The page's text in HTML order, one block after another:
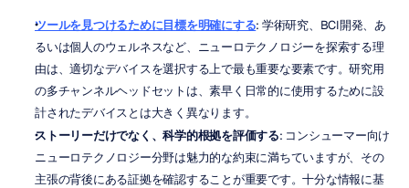
ツールを見つけるために目標を明確にする: 学術研究、BCI開発、あ
るいは個人のウェルネスなど、ニューロテクノロジーを探索する理
由は、適切なデバイスを選択する上で最も重要な要素です。研究用
の多チャンネルヘッドセットは、素早く日常的に使用するために設
計されたデバイスとは大きく異なります。
ストーリーだけでなく、科学的根拠を評価する: コンシューマー向け
ニューロテクノロジー分野は魅力的な約束に満ちていますが、その
主張の背後にある証拠を確認することが重要です。十分な情報に基